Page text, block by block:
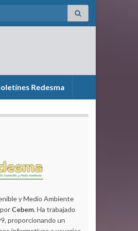
Redesma
y Medio Ambiente
Cebem. Ha trabajado
proporcionando un